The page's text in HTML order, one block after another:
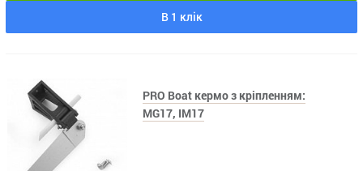
В 1 клік
PRO Boat кермо з кріпленням:
MG17, IM17